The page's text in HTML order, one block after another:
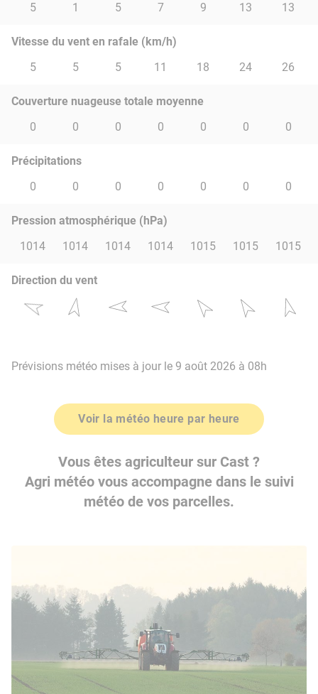
5
1 5 7 9 13 13
Vitesse du vent en rafale (km/h)
5
5 5 11 18 24 26
Couverture nuageuse totale moyenne
0
0 0 0 0 0 0
Précipitations
0
0 0 0 0 0 0
Pression atmosphérique (hPa)
1014
1014 1014 1014 1015 1015 1015
Direction du vent
Prévisions météo mises à jour le 9 août 2026 à 08h
Voir la météo heure par heure
Vous êtes agriculteur sur Cast ?
Agri météo vous accompagne dans le suivi
météo de vos parcelles.